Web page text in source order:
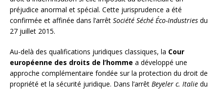
préjudice anormal et spécial. Cette jurisprudence a été
confirmée et affinée dans l’arrêt Société Séché Éco-Industries du
27 juillet 2015.
Au-delà des qualifications juridiques classiques, la Cour
européenne des droits de l’homme a développé une
approche complémentaire fondée sur la protection du droit de
propriété et la sécurité juridique. Dans l’arrêt Beyeler c. Italie du